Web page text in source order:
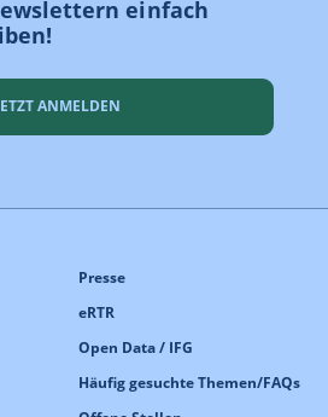
einfach
ANMELDEN
Presse
eRTR
Open Data / IFG
Häufig gesuchte Themen/FAQs